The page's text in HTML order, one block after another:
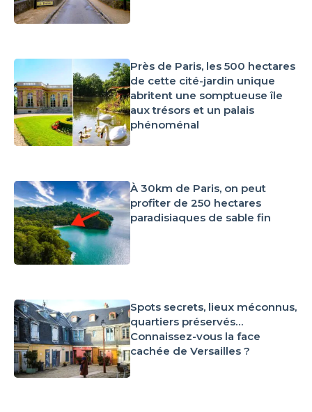
Près de Paris, les 500 hectares
de cette cité-jardin unique
abritent une somptueuse île
aux trésors et un palais
phénoménal
À 30km de Paris, on peut
profiter de 250 hectares
paradisiaques de sable fin
Spots secrets, lieux méconnus,
quartiers préservés…
Connaissez-vous la face
cachée de Versailles ?